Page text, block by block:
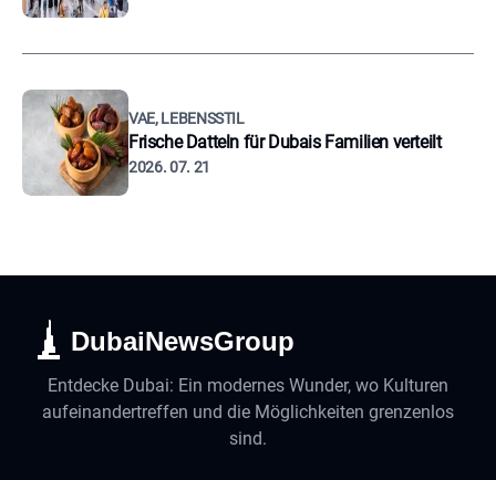
VAE, LEBENSSTIL
Frische Datteln für Dubais Familien verteilt
2026. 07. 21
DubaiNewsGroup
Entdecke Dubai: Ein modernes Wunder, wo Kulturen
aufeinandertreffen und die Möglichkeiten grenzenlos
sind.